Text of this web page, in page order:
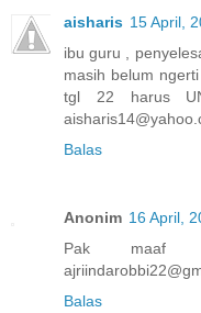
aisharis 15 April,
ibu guru ,
masih belum
tgl 22 harus
Balas
Anonim 16 April,
Pak maaf
Balas